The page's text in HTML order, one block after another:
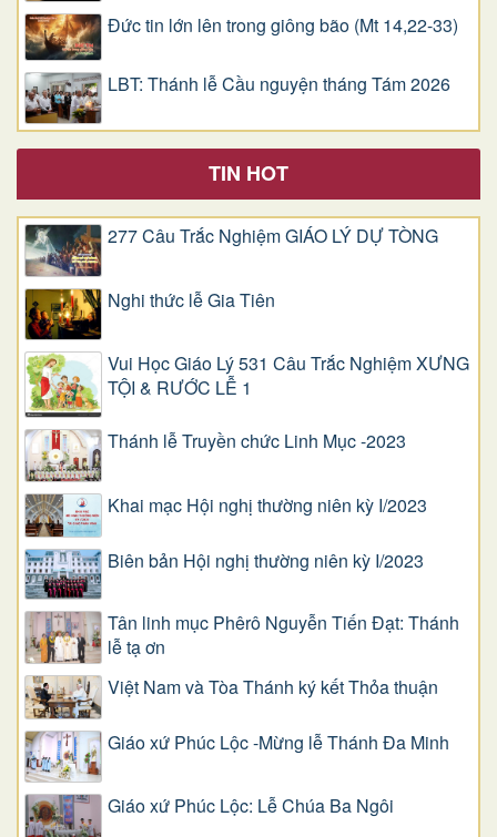
Đức tin lớn lên trong giông bão (Mt 14,22-33)
LBT: Thánh lễ Cầu nguyện tháng Tám 2026
TIN HOT
277 Câu Trắc Nghiệm GIÁO LÝ DỰ TÒNG
Nghi thức lễ Gia Tiên
Vui Học Giáo Lý 531 Câu Trắc Nghiệm XƯNG
TỘI & RƯỚC LỄ 1
Thánh lễ Truyền chức Linh Mục -2023
Khai mạc Hội nghị thường niên kỳ I/2023
Biên bản Hội nghị thường niên kỳ I/2023
Tân linh mục Phêrô Nguyễn Tiến Đạt: Thánh
lễ tạ ơn
Việt Nam và Tòa Thánh ký kết Thỏa thuận
Giáo xứ Phúc Lộc -Mừng lễ Thánh Đa Minh
Giáo xứ Phúc Lộc: Lễ Chúa Ba Ngôi